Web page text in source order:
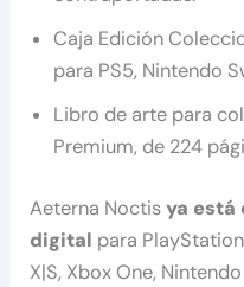
Caja Edición
para PS5, Nintendo
Libro de arte para
Premium, de 224
Aeterna Noctisya está
digital para
X|S, Xbox One,